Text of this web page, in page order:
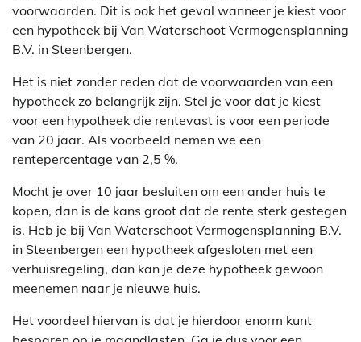
voorwaarden. Dit is ook het geval wanneer je kiest voor
een hypotheek bij Van Waterschoot Vermogensplanning
B.V. in Steenbergen.
Het is niet zonder reden dat de voorwaarden van een
hypotheek zo belangrijk zijn. Stel je voor dat je kiest
voor een hypotheek die rentevast is voor een periode
van 20 jaar. Als voorbeeld nemen we een
rentepercentage van 2,5 %.
Mocht je over 10 jaar besluiten om een ander huis te
kopen, dan is de kans groot dat de rente sterk gestegen
is. Heb je bij Van Waterschoot Vermogensplanning B.V.
in Steenbergen een hypotheek afgesloten met een
verhuisregeling, dan kan je deze hypotheek gewoon
meenemen naar je nieuwe huis.
Het voordeel hiervan is dat je hierdoor enorm kunt